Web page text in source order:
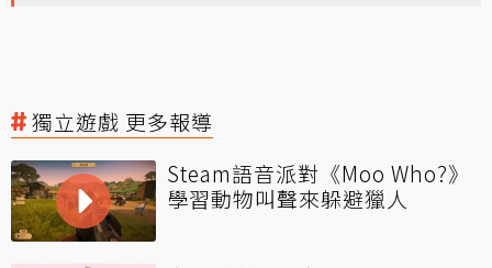
獨立遊戲 更多報導
Steam語音派對《Moo Who?》
學習動物叫聲來躲避獵人